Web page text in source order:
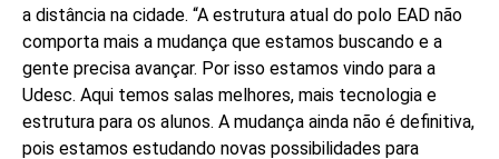
a distância na cidade. “A estrutura atual do polo EAD não
comporta mais a mudança que estamos buscando e a
gente precisa avançar. Por isso estamos vindo para a
Udesc. Aqui temos salas melhores, mais tecnologia e
estrutura para os alunos. A mudança ainda não é definitiva,
pois estamos estudando novas possibilidades para